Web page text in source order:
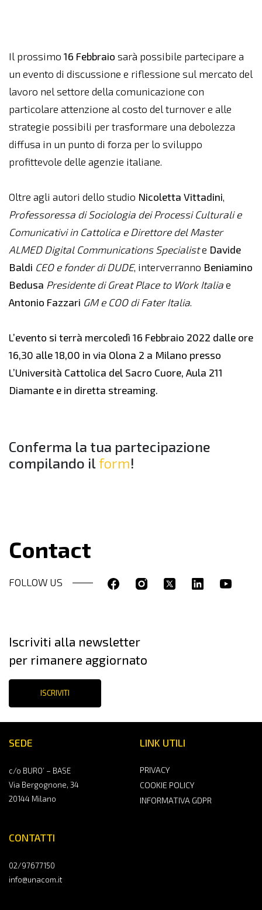
Il prossimo 16 Febbraio sarà possibile partecipare a
un evento di discussione e riflessione sul mercato del
lavoro nel settore della comunicazione con
particolare attenzione al costo del turnover e alle
strategie possibili per trasformare una debolezza
diffusa in un punto di forza per lo sviluppo
profittevole delle agenzie italiane.
Oltre agli autori dello studio Nicoletta Vittadini,
Professoressa di Sociologia dei Processi Culturali e
Comunicativi in Cattolica e Direttore del Master
ALMED Digital Communications Specialiste Davide
Baldi CEO e fonder di DUDE, interverranno Beniamino
Bedusa Presidente di Great Place to Work Italiae
Antonio Fazzari GM e COO di Fater Italia.
L’evento si terrà mercoledì 16 Febbraio 2022 dalle ore
16,30 alle 18,00 in via Olona 2 a Milano presso
L’Università Cattolica del Sacro Cuore, Aula 211
Diamante e in diretta streaming.
Conferma la tua partecipazione
compilando ilform!
Contact
FOLLOW US
SEDE
c/o BURO’ – BASE
Via Bergognone, 34
20144 Milano
CONTATTI
02/97677150
info@unacom.it
LINK UTILI
PRIVACY
COOKIE POLICY
INFORMATIVA GDPR
Iscriviti alla newsletter
per rimanere aggiornato
ISCRIVITI